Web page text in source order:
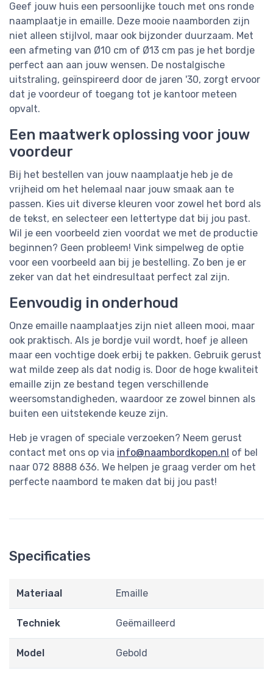
Geef jouw huis een persoonlijke touch met ons ronde
naamplaatje in emaille. Deze mooie naamborden zijn
niet alleen stijlvol, maar ook bijzonder duurzaam. Met
een afmeting van Ø10 cm of Ø13 cm pas je het bordje
perfect aan aan jouw wensen. De nostalgische
uitstraling, geïnspireerd door de jaren '30, zorgt ervoor
dat je voordeur of toegang tot je kantoor meteen
opvalt.
Een maatwerk oplossing voor jouw
voordeur
Bij het bestellen van jouw naamplaatje heb je de
vrijheid om het helemaal naar jouw smaak aan te
passen. Kies uit diverse kleuren voor zowel het bord als
de tekst, en selecteer een lettertype dat bij jou past.
Wil je een voorbeeld zien voordat we met de productie
beginnen? Geen probleem! Vink simpelweg de optie
voor een voorbeeld aan bij je bestelling. Zo ben je er
zeker van dat het eindresultaat perfect zal zijn.
Eenvoudig in onderhoud
Onze emaille naamplaatjes zijn niet alleen mooi, maar
ook praktisch. Als je bordje vuil wordt, hoef je alleen
maar een vochtige doek erbij te pakken. Gebruik gerust
wat milde zeep als dat nodig is. Door de hoge kwaliteit
emaille zijn ze bestand tegen verschillende
weersomstandigheden, waardoor ze zowel binnen als
buiten een uitstekende keuze zijn.
Heb je vragen of speciale verzoeken? Neem gerust
contact met ons op via info@naambordkopen.nl of bel
naar 072 8888 636. We helpen je graag verder om het
perfecte naambord te maken dat bij jou past!
Specificaties
Materiaal Emaille
Techniek Geëmailleerd
Model Gebold